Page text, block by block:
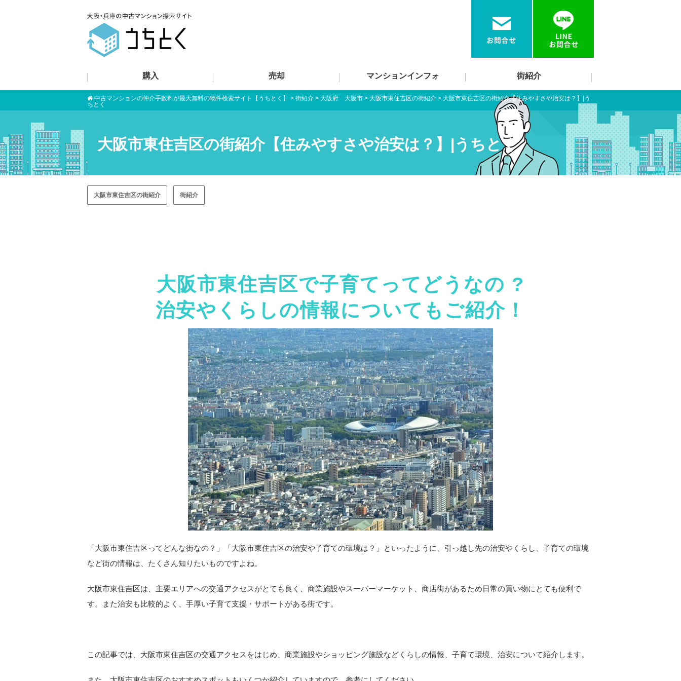
購入 売却 マンションインフォ 街紹介
中古マンションの仲介手数料が最大無料の物件検索サイト【うちとく】 > 街紹介 > 大阪府 大阪市 > 大阪市東住吉区の街紹介 > 大阪市東住吉区の街紹介【住みやすさや治安は？】|う
ちとく
大阪市東住吉区の街紹介【住みやすさや治安は？】|うちとく
大阪市東住吉区の街紹介 街紹介
大阪市東住吉区で子育てってどうなの ?
治安やくらしの情報についてもご紹介！
「大阪市東住吉区ってどんな街なの？」「大阪市東住吉区の治安や子育ての環境は？」といったように、引っ越し先の治安やくらし、子育ての環境
など街の情報は、たくさん知りたいものですよね。
大阪市東住吉区は、主要エリアへの交通アクセスがとても良く、商業施設やスーパーマーケット、商店街があるため日常の買い物にとても便利で
す。また治安も比較的よく、手厚い子育て支援・サポートがある街です。
この記事では 、大阪市東住吉区の交通アクセスをはじめ、商業施設やショッピング施設などくらしの情報、子育て環境、治安について紹介します。